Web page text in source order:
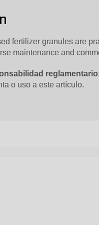
fertilizer granules are
maintenance and
o uso a este artículo.